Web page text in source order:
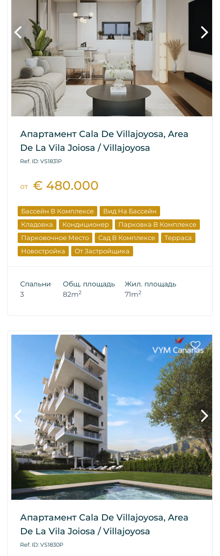
Апартамент Cala De Villajoyosa, Area
De La Vila Joiosa / Villajoyosa
Ref. ID: VS1831P
от € 480.000
Бассейн В Комплексе
Вид На Бассейн
Кладовка
Кондиционер
Парковка В Комплексе
Парковочное Место
Сад В Комплексе
Терраса
Новостройка
От Застройщика
Спальни
3
Общ. площадь
82m2
Жил. площадь
71m2
Апартамент Cala De Villajoyosa, Area
De La Vila Joiosa / Villajoyosa
Ref. ID: VS1830P